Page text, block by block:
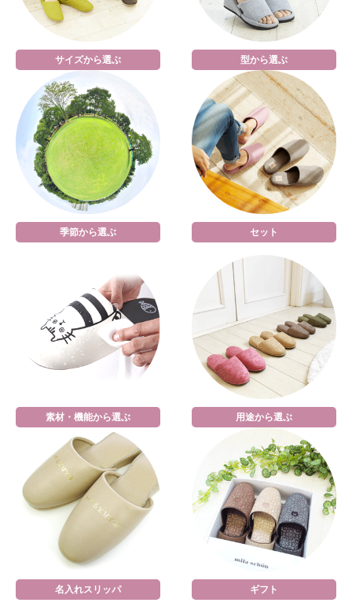
サイズから選ぶ 型から選ぶ
季節から選ぶ セット
素材・機能から選ぶ 用途から選ぶ
名入れスリッパ ギフト